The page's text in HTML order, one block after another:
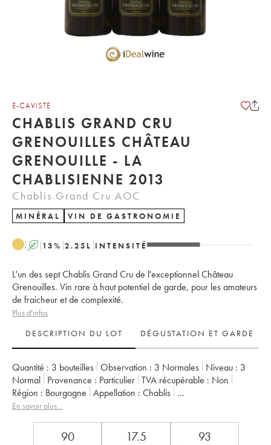
E-CAVISTE
CHABLIS GRAND CRU
GRENOUILLES CHÂTEAU
GRENOUILLE - LA
CHABLISIENNE 2013
Chablis Grand Cru AOC
MINÉRAL VIN DE GASTRONOMIE
A 13% 2.25 L INTENSITÉ
L'un des sept Chablis Grand Cru de l'exceptionnel Château
Grenouilles. Vin rare à haut potentiel de garde, pour les amateurs
de fraicheur et de complexité.
Plus d'infos
DESCRIPTION DU LOT
DÉGUSTATION ET GARDE
Quantité : 3 bouteilles Observation : 3 Normales Niveau : 3
Normal
Provenance : particulier TVA récupérable :
non
Région :
Bourgogne Appellation :
Chablis
Classement :
En savoir plus...
90 17.5 93